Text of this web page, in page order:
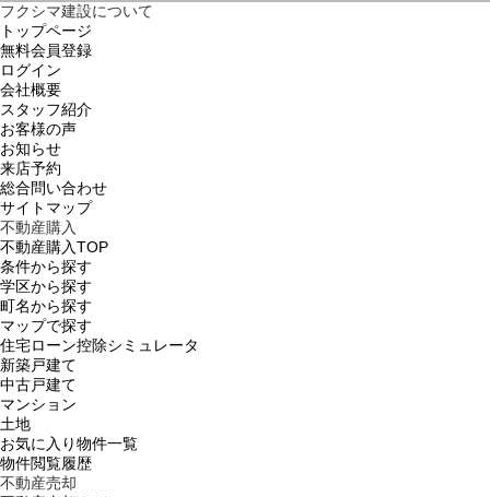
フクシマ建設について
トップページ
無料会員登録
ログイン
会社概要
スタッフ紹介
お客様の声
お知らせ
来店予約
総合問い合わせ
サイトマップ
不動産購入
不動産購入TOP
条件から探す
学区から探す
町名から探す
マップで探す
住宅ローン控除シミュレータ
新築戸建て
中古戸建て
マンション
土地
お気に入り物件一覧
物件閲覧履歴
不動産売却